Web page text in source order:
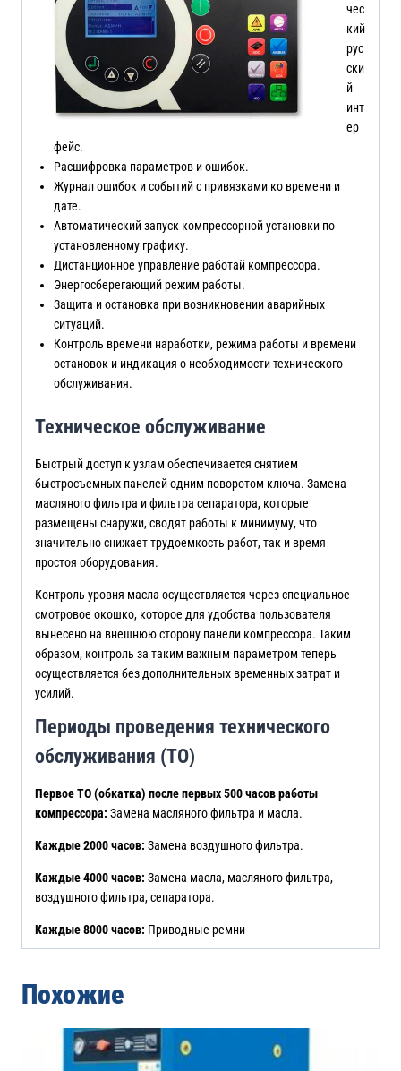
чес
кий
рус
ски
й
инт
ер
фейс.
Расшифровка параметров и ошибок.
Журнал ошибок и событий с привязками ко времени и
дате.
Автоматический запуск компрессорной установки по
установленному графику.
Дистанционное управление работай компрессора.
Энергосберегающий режим работы.
Защита и остановка при возникновении аварийных
ситуаций.
Контроль времени наработки, режима работы и времени
остановок и индикация о необходимости технического
обслуживания.
Техническое обслуживание
Быстрый доступ к узлам обеспечивается снятием
быстросъемных панелей одним поворотом ключа. Замена
масляного фильтра и фильтра сепаратора, которые
размещены снаружи, сводят работы к минимуму, что
значительно снижает трудоемкость работ, так и время
простоя оборудования.
Контроль уровня масла осуществляется через специальное
смотровое окошко, которое для удобства пользователя
вынесено на внешнюю сторону панели компрессора. Таким
образом, контроль за таким важным параметром теперь
осуществляется без дополнительных временных затрат и
усилий.
Периоды проведения технического
обслуживания (ТО)
Первое ТО (обкатка) после первых 500 часов работы
компрессора: Замена масляного фильтра и масла.
Каждые 2000 часов: Замена воздушного фильтра.
Каждые 4000 часов: Замена масла, масляного фильтра,
воздушного фильтра, сепаратора.
Каждые 8000 часов: Приводные ремни
Похожие